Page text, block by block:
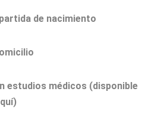
de nacimiento
estudios médicos (disponible